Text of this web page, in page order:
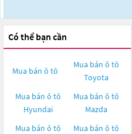
Có thể bạn cần
Mua bán ô tô
Mua bán ô tô
Toyota
Mua bán ô tô
Hyundai
Mua bán ô tô
Mazda
Mua bán ô tô
Mua bán ô tô